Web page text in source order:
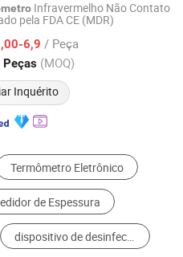
Infravermelho Não Contato
pela FDA CE (MDR)
6,9 / Peça
(MOQ)
Inquérito
& Technology Co., Ltd.
2020
Teste Domiciliar de Saúde e Produtos de Enfermagem
Registrador de Dados
Outros Instrumentos e Medidores